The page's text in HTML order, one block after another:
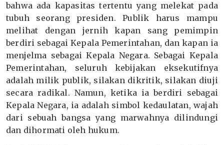
bahwa ada kapasitas tertentu yang melekat pada
tubuh seorang presiden. Publik harus mampu
melihat dengan jernih kapan sang pemimpin
berdiri sebagai Kepala Pemerintahan, dan kapan ia
menjelma sebagai Kepala Negara. Sebagai Kepala
Pemerintahan, seluruh kebijakan eksekutifnya
adalah milik publik, silakan dikritik, silakan diuji
secara radikal. Namun, ketika ia berdiri sebagai
Kepala Negara, ia adalah simbol kedaulatan, wajah
dari sebuah bangsa yang marwahnya dilindungi
dan dihormati oleh hukum.